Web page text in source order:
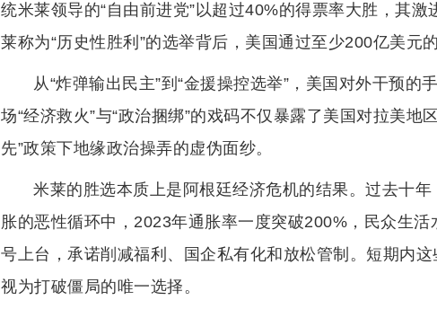
统米莱领导的“自由前进党”以超过40%的得票率大胜，其
莱称为“历史性胜利”的选举背后，美国通过至少200亿美元
从“炸弹输出民主”到“金援操控选举”，美国对外干预
场“经济救火”与“政治捆绑”的戏码不仅暴露了美国对拉美地
先”政策下地缘政治操弄的虚伪面纱。
米莱的胜选本质上是阿根廷经济危机的结果。过去十
胀的恶性循环中，2023年通胀率一度突破200%，民众生活
号上台，承诺削减福利、国企私有化和放松管制。短期内
视为打破僵局的唯一选择。